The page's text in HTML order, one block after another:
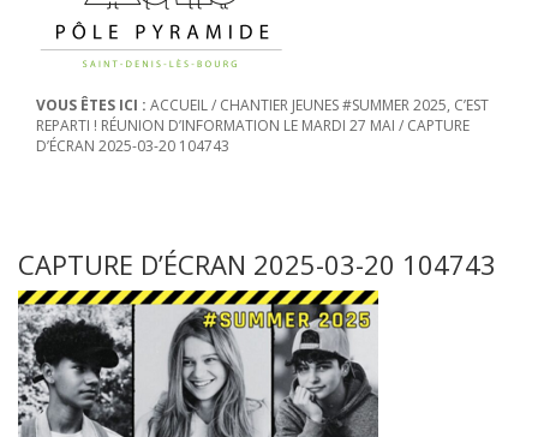
VOUS ÊTES ICI : ACCUEIL/ CHANTIER JEUNES #SUMMER 2025, C’EST
REPARTI ! RÉUNION D’INFORMATION LE MARDI 27 MAI / CAPTURE
D’ÉCRAN 2025-03-20 104743
CAPTURE D’ÉCRAN 2025-03-20 104743